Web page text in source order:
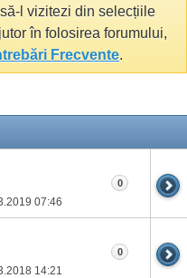
l vizitezi din selecțiile
în folosirea forumului,
Frecvente.
07:46
0
14:21
0